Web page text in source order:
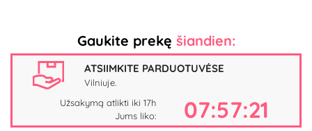
Gaukite prekę šiandien:
ATSIIMKITE PARDUOTUVĖSE
Vilniuje.
Užsakymą atlikti iki 17h
Jums liko:
07:57:21